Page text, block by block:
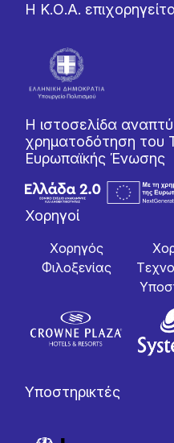
Η Κ.Ο.Α.
Η ιστοσελίδα
χρηματοδότηση του
Ευρωπαϊκής Ένωσης
Χορηγοί
Χορηγός
Φιλοξενίας
Υποστηρικτές